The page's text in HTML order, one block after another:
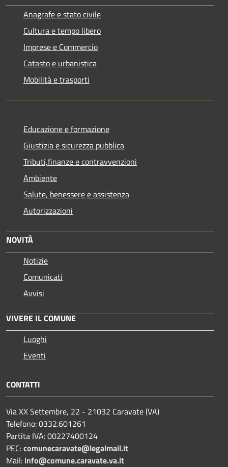
Anagrafe e stato civile
Cultura e tempo libero
Imprese e Commercio
Catasto e urbanistica
Mobilità e trasporti
Educazione e formazione
Giustizia e sicurezza pubblica
Tributi,finanze e contravvenzioni
Ambiente
Salute, benessere e assistenza
Autorizzazioni
NOVITÀ
Notizie
Comunicati
Avvisi
VIVERE IL COMUNE
Luoghi
Eventi
CONTATTI
Via XX Settembre, 22 - 21032 Caravate (VA)
Telefono: 0332.601261
Partita IVA: 00227400124
PEC:comunecaravate@legalmail.it
Mail: info@comune.caravate.va.it